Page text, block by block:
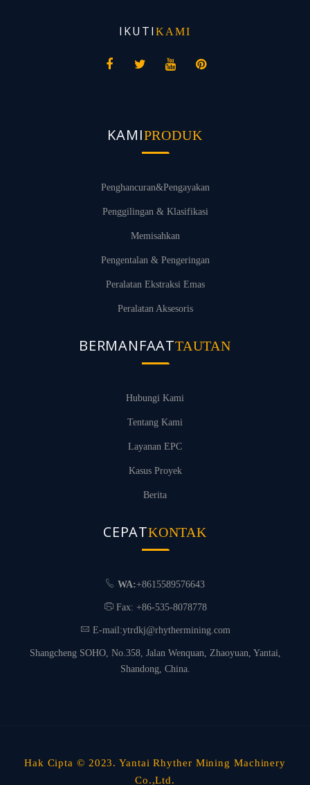
IKUTI KAMI
KAMIPRODUK
Penghancuran&Pengayakan
Penggilingan & Klasifikasi
Memisahkan
Pengentalan & Pengeringan
Peralatan Ekstraksi Emas
Peralatan Aksesoris
BERMANFAATTAUTAN
Hubungi Kami
Tentang Kami
Layanan EPC
Kasus Proyek
Berita
CEPATKONTAK
WA:+8615589576643
Fax: +86-535-8078778
E-mail:ytrdkj@rhythermining.com
Shangcheng SOHO, No.358, Jalan Wenquan, Zhaoyuan, Yantai,
Shandong, China.
Hak Cipta © 2023. Yantai Rhyther Mining Machinery
Co.,Ltd.